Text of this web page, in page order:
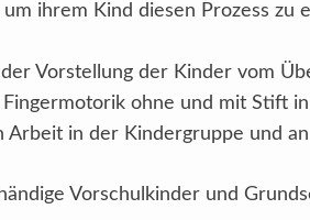
ihrem Kind diesen Prozess
Vorstellung der Kinder vom
ohne und mit Stift
Arbeit in der Kindergruppe und
Vorschulkinder und